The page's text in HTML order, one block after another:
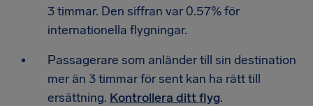
3 timmar. Den siffran var 0.57% för
internationella flygningar.
Passagerare som anländer till sin destination
mer än 3 timmar för sent kan ha rätt till
ersättning. Kontrollera ditt flyg.